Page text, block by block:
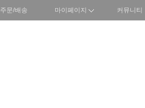
주문/배송 마이페이지 커뮤니티